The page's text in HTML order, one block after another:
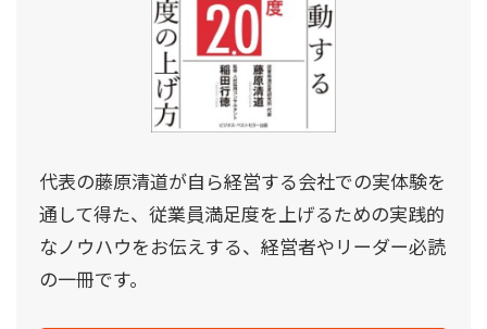
代表の藤原清道が自ら経営する会社での実体験を
通して得た、従業員満足度を上げるための実践的
なノウハウをお伝えする、経営者やリーダー必読
の一冊です。